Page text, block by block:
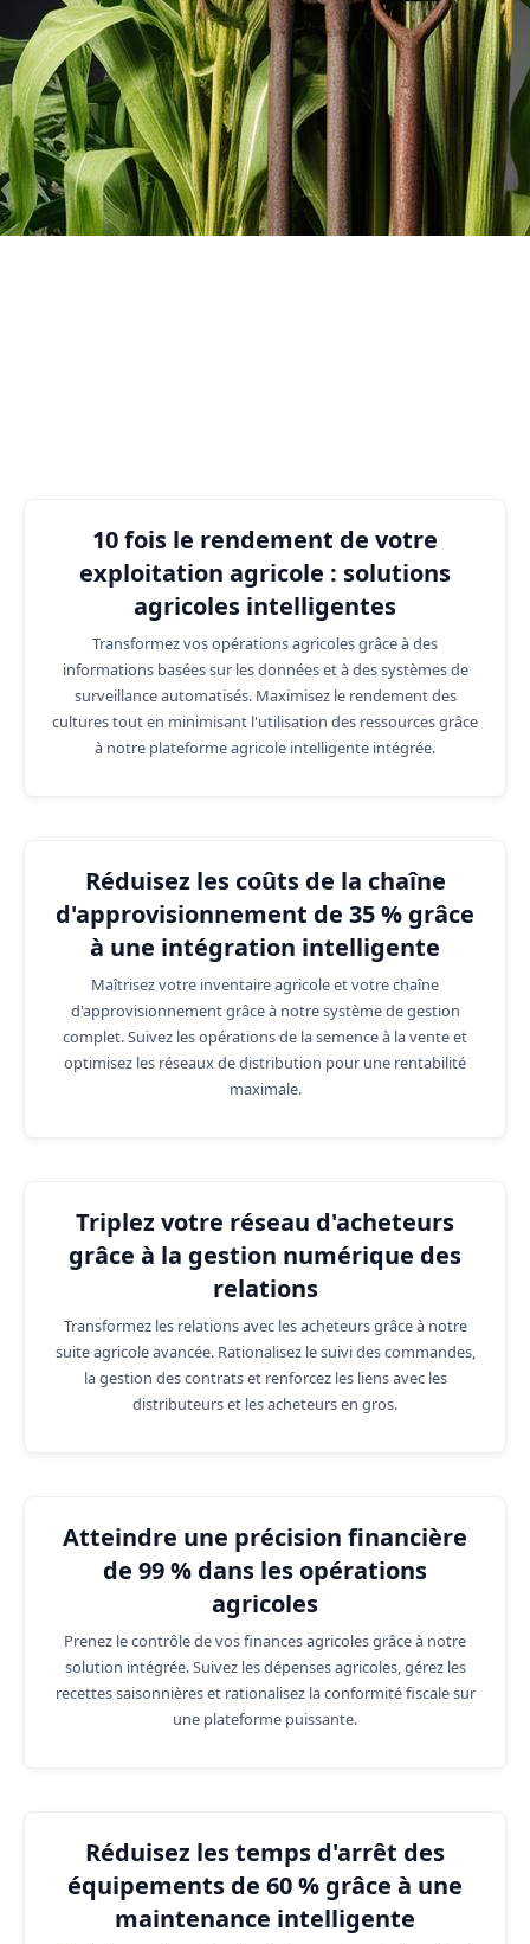
production alimentaire optimale et une
utilisation efficace des ressources.
3
Number of Customers
10 fois le rendement de votre
exploitation agricole : solutions
agricoles intelligentes
Transformez vos opérations agricoles grâce à des
informations basées sur les données et à des systèmes de
surveillance automatisés. Maximisez le rendement des
cultures tout en minimisant l'utilisation des ressources grâce
à notre plateforme agricole intelligente intégrée.
Réduisez les coûts de la chaîne
d'approvisionnement de 35 % grâce
à une intégration intelligente
Maîtrisez votre inventaire agricole et votre chaîne
d'approvisionnement grâce à notre système de gestion
complet. Suivez les opérations de la semence à la vente et
optimisez les réseaux de distribution pour une rentabilité
maximale.
Triplez votre réseau d'acheteurs
grâce à la gestion numérique des
relations
Transformez les relations avec les acheteurs grâce à notre
suite agricole avancée. Rationalisez le suivi des commandes,
la gestion des contrats et renforcez les liens avec les
distributeurs et les acheteurs en gros.
Atteindre une précision financière
de 99 % dans les opérations
agricoles
Prenez le contrôle de vos finances agricoles grâce à notre
solution intégrée. Suivez les dépenses agricoles, gérez les
recettes saisonnières et rationalisez la conformité fiscale sur
une plateforme puissante.
Réduisez les temps d'arrêt des
équipements de 60 % grâce à une
maintenance intelligente